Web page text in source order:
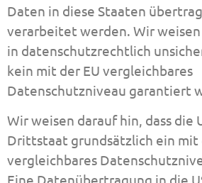
Daten in diese Staaten
verarbeitet werden. Wir weisen
in datenschutzrechtlich
kein mit der EU vergleichbares
Datenschutzniveau garantiert
Wir weisen darauf hin, dass die
Drittstaat grundsätzlich ein mit
vergleichbares